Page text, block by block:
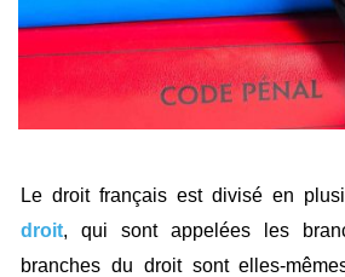
Le droit français est divisé en
droit, qui sont appelées les
branches du droit sont elles-